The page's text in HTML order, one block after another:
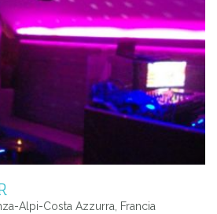
Alpi-Costa Azzurra, Francia